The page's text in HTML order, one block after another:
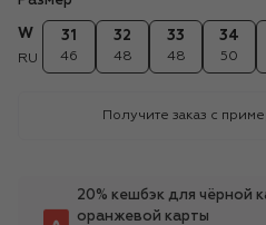
W
RU
31
46
32
48
33
48
34
50
Получите заказ с
20% кешбэк для чёрной
оранжевой карты